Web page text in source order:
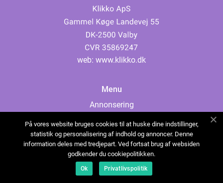
web: www.klikko.dk
Menu
Annonsering
Cookies
Kontakta oss
Sitemap
På vores website bruges cookies til at huske dine indstillinger,
statistik og personalisering af indhold og annoncer. Denne
information deles med tredjepart. Ved fortsat brug af websiden
godkender du cookiepolitikken.
Ok Privatlivspolitik